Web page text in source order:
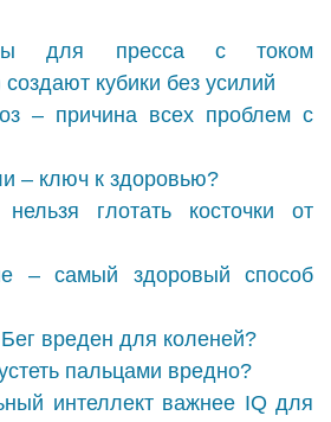
для пресса с током
кубики без усилий
– причина всех проблем с
– ключ к здоровью?
глотать косточки от
– самый здоровый способ
вреден для коленей?
пальцами вредно?
интеллект важнее IQ для